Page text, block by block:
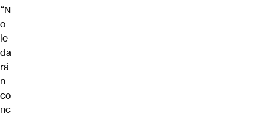
“N
o
le
da
rá
n
co
nc